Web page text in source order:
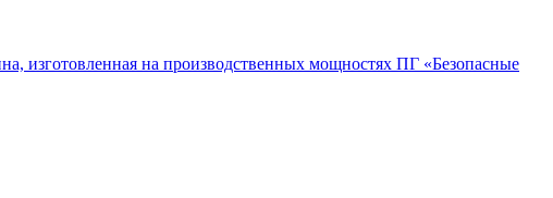
изготовленная на производственных мощностях ПГ «Безопасные